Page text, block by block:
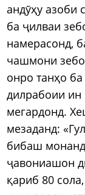
андӯҳу азоби
ба ҷилваи
намерасонд,
чашмони
онро танҳо
дилрабоии
мегардонд.
мезаданд:
бибаш
ҷавониашон
қариб 80